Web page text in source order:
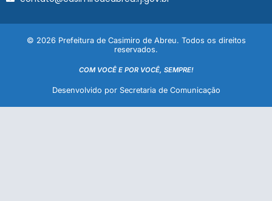
© 2026 Prefeitura de Casimiro de Abreu. Todos os direitos
reservados.
COM VOCÊ E POR VOCÊ, SEMPRE!
Desenvolvido por Secretaria de Comunicação